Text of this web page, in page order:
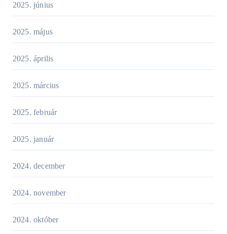
2025. június
2025. május
2025. április
2025. március
2025. február
2025. január
2024. december
2024. november
2024. október